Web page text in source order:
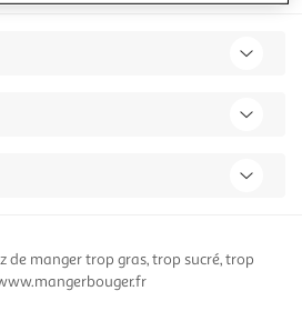
de manger trop gras, trop sucré, trop